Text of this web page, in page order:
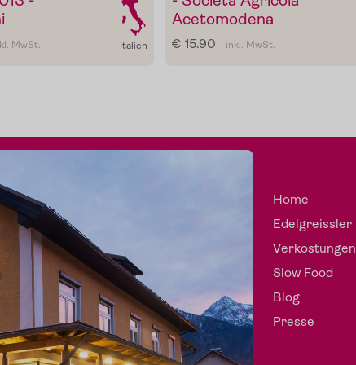
MwSt. Italien
Acetomodena
€ 15.90 inkl. MwSt.
Home
Edelgreissler
Verkostungen
Slow Food
Blog
Presse